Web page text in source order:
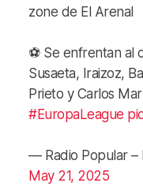
zone de El Arenal
⚽️ Se enfrentan al
Susaeta, Iraizoz,
Prieto y Carlos
#EuropaLeague
— Radio Popular –
May 21, 2025